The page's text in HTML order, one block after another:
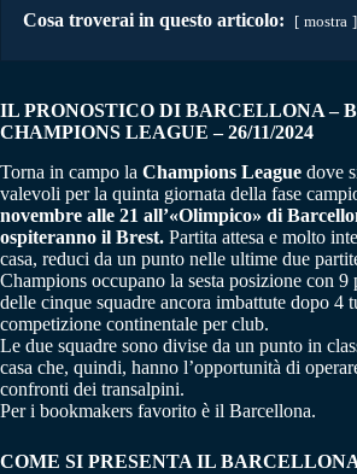
Cosa troverai in questo articolo: mostra
IL PRONOSTICO DI BARCELLONA –
CHAMPIONS LEAGUE – 26/11/2024
Torna in campo la Champions League dove
valevoli per la quinta giornata della fase
novembre alle 21 all’«Olimpico» di
ospiteranno il Brest. Partita attesa e molto
casa, reduci da un punto nelle ultime due
Champions occupano la sesta posizione con
delle cinque squadre ancora imbattute dopo 4
competizione continentale per club.
Le due squadre sono divise da un punto in
casa che, quindi, hanno l’opportunità di
confronti dei transalpini.
Per i bookmakers favorito è il Barcellona.
COME SI PRESENTA IL